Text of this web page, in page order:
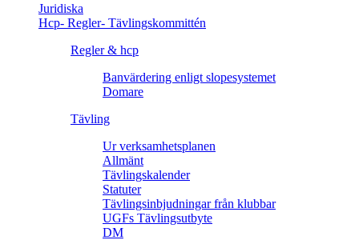
Juridiska
Hcp- Regler- Tävlingskommittén
Regler & hcp
Banvärdering enligt slopesystemet
Domare
Tävling
Ur verksamhetsplanen
Allmänt
Tävlingskalender
Statuter
Tävlingsinbjudningar från klubbar
UGFs Tävlingsutbyte
DM